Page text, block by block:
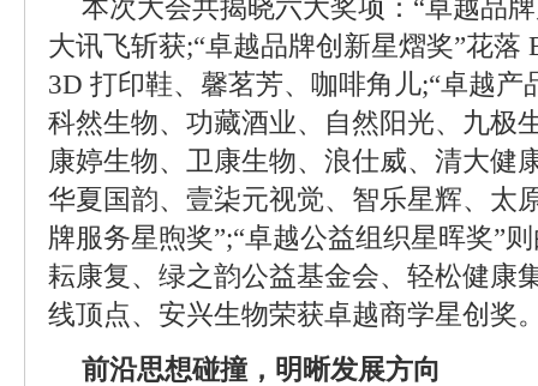
本次大会共揭晓六大奖项：“卓越品
大讯飞斩获;“卓越品牌创新星熠奖”花落
3D 打印鞋、馨茗芳、咖啡角儿;“卓越产
科然生物、功藏酒业、自然阳光、九极
康婷生物、卫康生物、浪仕威、清大健
华夏国韵、壹柒元视觉、智乐星辉、太
牌服务星煦奖”;“卓越公益组织星晖奖”
耘康复、绿之韵公益基金会、轻松健康
线顶点、安兴生物荣获卓越商学星创奖
前沿思想碰撞，明晰发展方向